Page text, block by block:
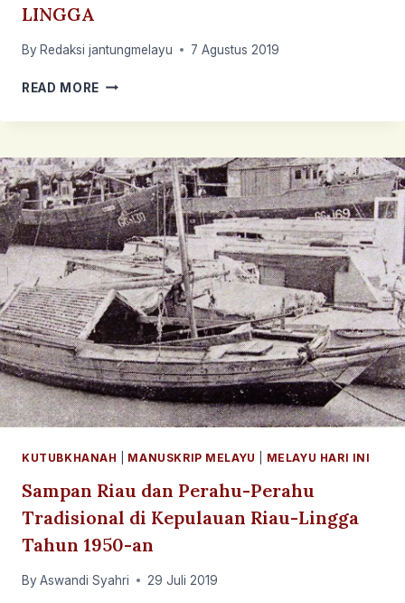
LINGGA
By Redaksi jantungmelayu 7 Agustus 2019
READ MORE MANUSKRIP
QUR’AN
PULAU
LINGGA
KUTUBKHANAH MANUSKRIP MELAYU MELAYU HARI INI
Sampan Riau dan Perahu-Perahu
Tradisional di Kepulauan Riau-Lingga
Tahun 1950-an
By Aswandi Syahri 29 Juli 2019